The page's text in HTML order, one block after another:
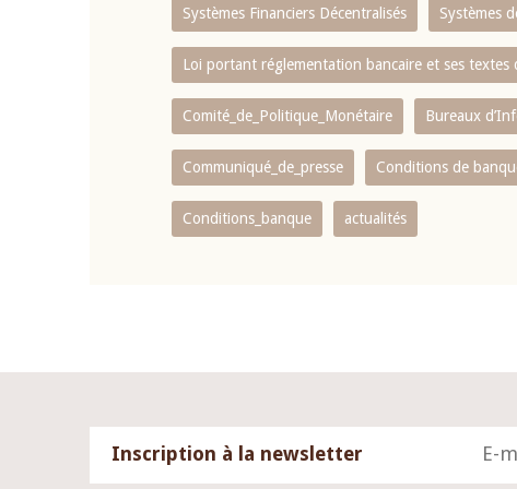
Systèmes Financiers Décentralisés Systèmes
Loi portant réglementation bancaire et ses textes
Comité_de_Politique_Monétaire Bureaux
Communiqué_de_presse Conditions de
Conditions_banque actualités
Inscription à la newsletter